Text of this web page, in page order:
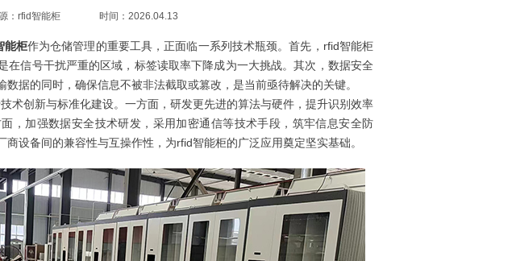
：rfid智能柜 时间：2026.04.13
能柜作为仓储管理的重要工具，正面临一系列技术瓶颈。首先，rfid智能柜
在信号干扰严重的区域，标签读取率下降成为一大挑战。其次，数据安全
据的同时，确保信息不被非法截取或篡改，是当前亟待解决的关键。
术创新与标准化建设。一方面，研发更先进的算法与硬件，提升识别效率
，加强数据安全技术研发，采用加密通信等技术手段，筑牢信息安全防
设备间的兼容性与互操作性，为rfid智能柜的广泛应用奠定坚实基础。